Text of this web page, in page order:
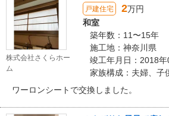
株式会社さくらホー
ム
戸建住宅 2万円
和室
築年数：11〜15年
施工地：神奈川県
竣工年月日：2018年
家族構成：夫婦、子
ワーロンシートで交換しました。